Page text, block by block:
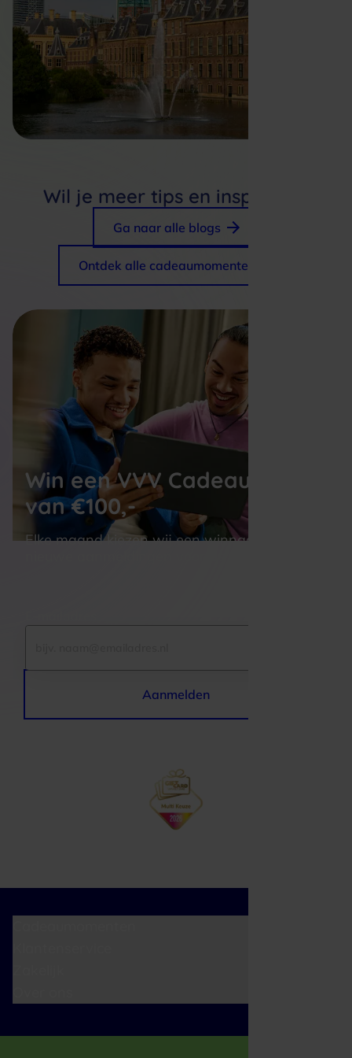
Wil je meer tips en inspiratie?
Ga naar alle blogs
Ontdek alle cadeaumomenten
Win een VVV Cadeaukaart
van €100,-
Elke maand kiezen wij een winnaar uit alle
Aanmelden